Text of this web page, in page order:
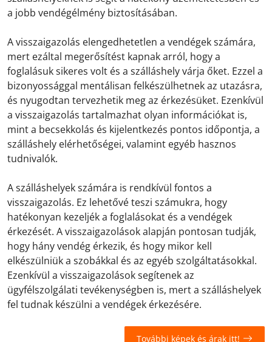
a jobb vendégélmény biztosításában.
A visszaigazolás elengedhetetlen a vendégek számára,
mert ezáltal megerősítést kapnak arról, hogy a
foglalásuk sikeres volt és a szálláshely várja őket. Ezzel a
bizonyossággal mentálisan felkészülhetnek az utazásra,
és nyugodtan tervezhetik meg az érkezésüket. Ezenkívül
a visszaigazolás tartalmazhat olyan információkat is,
mint a becsekkolás és kijelentkezés pontos időpontja, a
szálláshely elérhetőségei, valamint egyéb hasznos
tudnivalók.
A szálláshelyek számára is rendkívül fontos a
visszaigazolás. Ez lehetővé teszi számukra, hogy
hatékonyan kezeljék a foglalásokat és a vendégek
érkezését. A visszaigazolások alapján pontosan tudják,
hogy hány vendég érkezik, és hogy mikor kell
elkészülniük a szobákkal és az egyéb szolgáltatásokkal.
Ezenkívül a visszaigazolások segítenek az
ügyfélszolgálati tevékenységben is, mert a szálláshelyek
fel tudnak készülni a vendégek érkezésére.
További képek és árak itt!